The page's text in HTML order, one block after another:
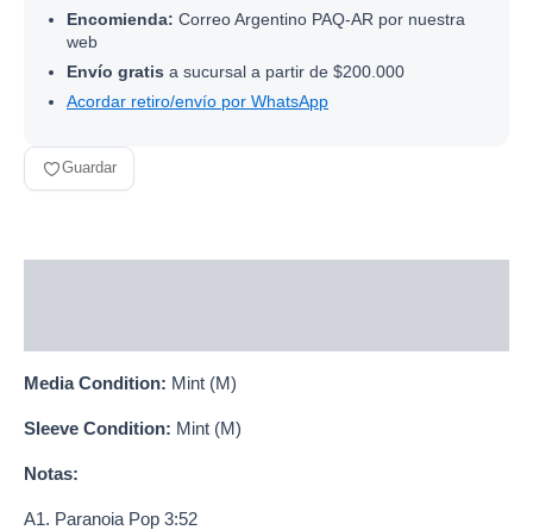
Encomienda: Correo Argentino PAQ-AR por nuestra
web
Envío gratis a sucursal a partir de $200.000
Acordar retiro/envío por WhatsApp
Guardar
Media Condition: Mint (M)
Sleeve Condition: Mint (M)
Notas:
A1. Paranoia Pop 3:52